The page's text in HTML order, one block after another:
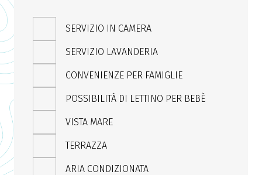
SERVIZIO IN CAMERA
SERVIZIO LAVANDERIA
CONVENIENZE PER FAMIGLIE
POSSIBILITÀ DI LETTINO PER BEBÈ
VISTA MARE
TERRAZZA
ARIA CONDIZIONATA